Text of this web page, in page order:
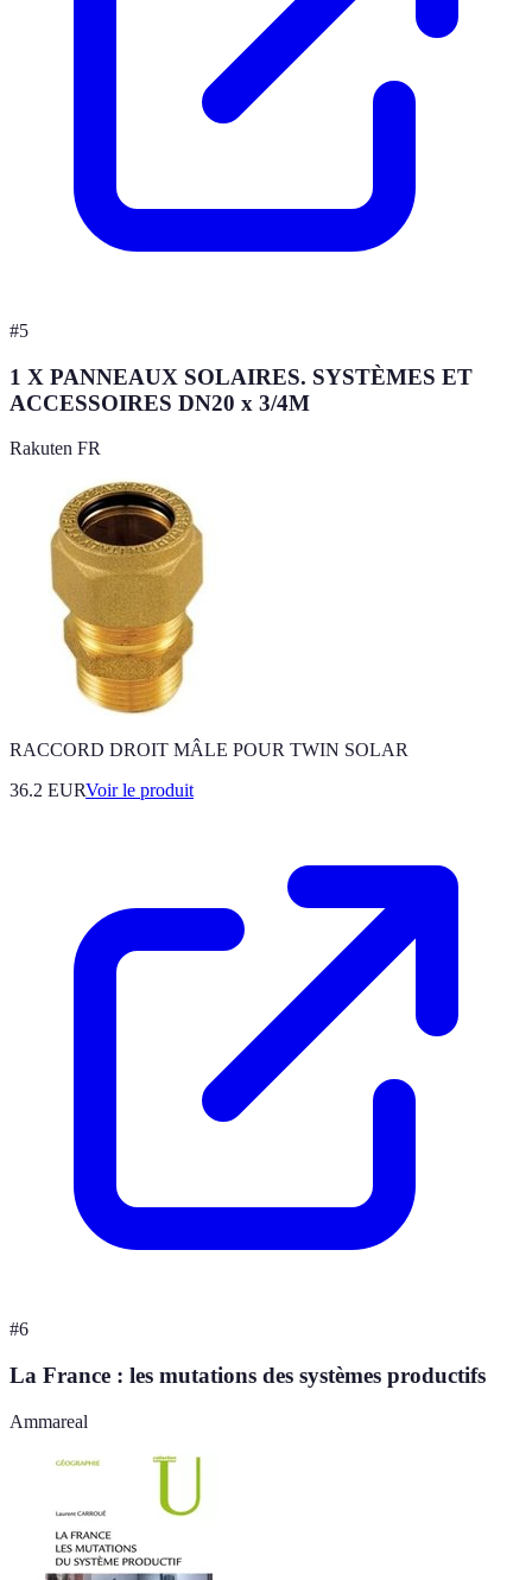
#5
1 X PANNEAUX SOLAIRES. SYSTÈMES ET
ACCESSOIRES DN20 x 3/4M
Rakuten FR
RACCORD DROIT MÂLE POUR TWIN SOLAR
36.2 EURVoir le produit
#6
La France : les mutations des systèmes productifs
Ammareal